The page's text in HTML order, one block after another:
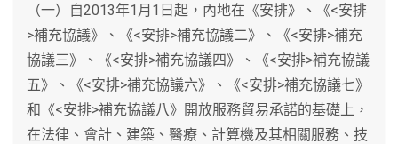
（一）自2013年1月1日起，內地在《安排》、《<安排
>補充協議》、《<安排>補充協議二》、《<安排>補充
協議三》、《<安排>補充協議四》、《<安排>補充協議
五》、《<安排>補充協議六》、《<安排>補充協議七》
和《<安排>補充協議八》開放服務貿易承諾的基礎上，
在法律、會計、建築、醫療、計算機及其相關服務、技